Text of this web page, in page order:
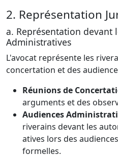
2. Représentation
a. Représentation devant
Administratives
L'avocat représente les
concertation et des
Réunions de
arguments et des
Audiences
riverains devant les
atives lors des
formelles.